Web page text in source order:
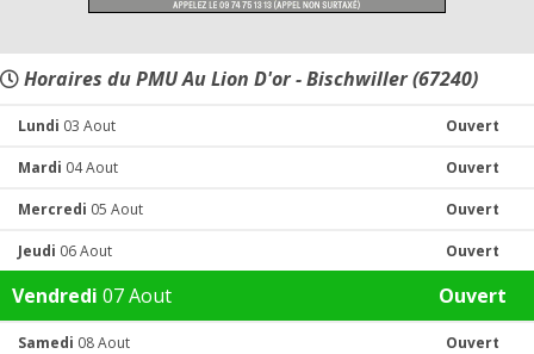
Horaires du PMU Au Lion D'or - Bischwiller (67240)
Lundi 03 Aout Ouvert
Mardi 04 Aout Ouvert
Mercredi 05 Aout Ouvert
Jeudi 06 Aout Ouvert
Vendredi 07 Aout Ouvert
Samedi 08 Aout Ouvert